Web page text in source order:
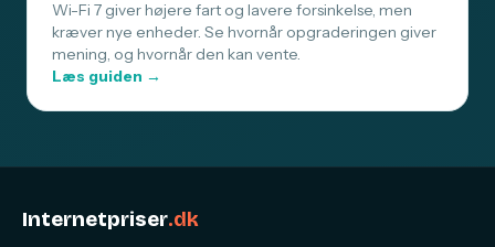
Wi-Fi 7 giver højere fart og lavere forsinkelse, men
kræver nye enheder. Se hvornår opgraderingen giver
mening, og hvornår den kan vente.
Læs guiden →
Internetpriser.dk